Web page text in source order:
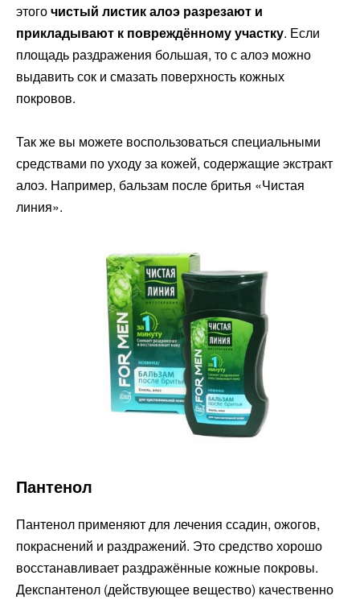
этогочистый листик алоэ разрезают и
прикладывают к повреждённому участку. Если
площадь раздражения большая, то с алоэ можно
выдавить сок и смазать поверхность кожных
покровов.
Так же вы можете воспользоваться специальными
средствами по уходу за кожей, содержащие экстракт
алоэ. Например, бальзам после бритья «Чистая
линия».
Пантенол
Пантенол применяют для лечения ссадин, ожогов,
покраснений и раздражений. Это средство хорошо
восстанавливает раздражённые кожные покровы.
Декспантенол (действующее вещество) качественно